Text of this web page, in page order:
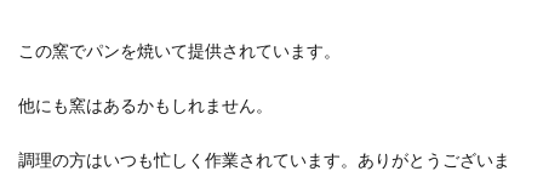
この窯でパンを焼いて提供されています。
他にも窯はあるかもしれません。
調理の方はいつも忙しく作業されています。ありがとうございま